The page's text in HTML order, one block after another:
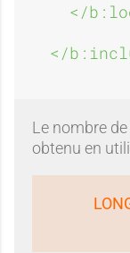
</
</
Le nombre
obtenu en